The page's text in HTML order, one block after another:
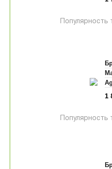
Популярность
1
Популярность